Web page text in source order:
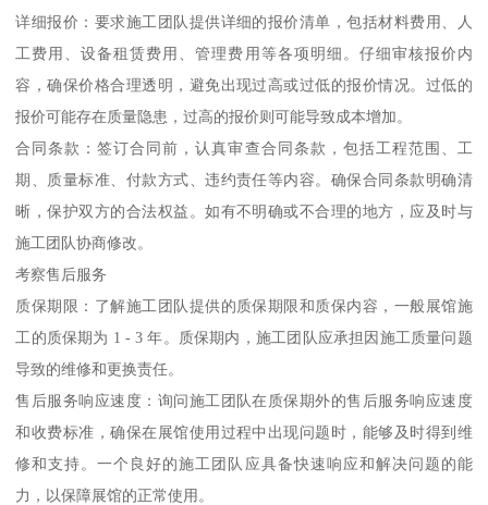
详细报价：要求施工团队提供详细的报价清单，包括材料费用、人
工费用、设备租赁费用、管理费用等各项明细。仔细审核报价内
容，确保价格合理透明，避免出现过高或过低的报价情况。过低的
报价可能存在质量隐患，过高的报价则可能导致成本增加。
合同条款：签订合同前，认真审查合同条款，包括工程范围、工
期、质量标准、付款方式、违约责任等内容。确保合同条款明确清
晰，保护双方的合法权益。如有不明确或不合理的地方，应及时与
施工团队协商修改。
考察售后服务
质保期限：了解施工团队提供的质保期限和质保内容，一般展馆施
工的质保期为 1 - 3 年。质保期内，施工团队应承担因施工质量问题
导致的维修和更换责任。
售后服务响应速度：询问施工团队在质保期外的售后服务响应速度
和收费标准，确保在展馆使用过程中出现问题时，能够及时得到维
修和支持。一个良好的施工团队应具备快速响应和解决问题的能
力，以保障展馆的正常使用。